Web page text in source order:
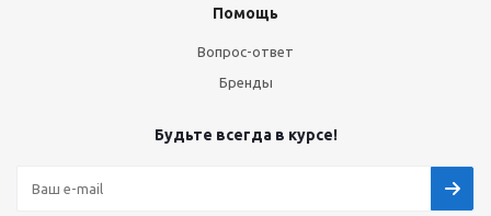
Помощь
Вопрос-ответ
Бренды
Будьте всегда в курсе!